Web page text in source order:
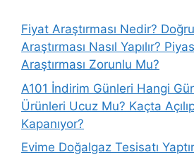
Fiyat Araştırması Nedir?
Araştırması Nasıl Yapılır?
Araştırması Zorunlu Mu?
A101 İndirim Günleri Hangi
Ürünleri Ucuz Mu? Kaçta
Kapanıyor?
Evime Doğalgaz Tesisatı